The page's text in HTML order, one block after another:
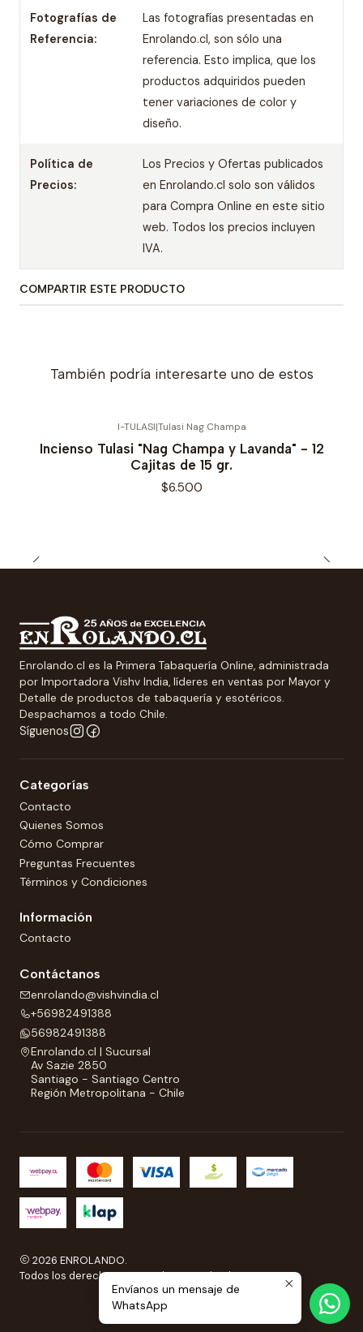
Fotografías de
Referencia:
Las fotografías presentadas en
Enrolando.cl, son sólo una
referencia. Esto implica, que los
productos adquiridos pueden
tener variaciones de color y
diseño.
Política de
Precios:
Los Precios y Ofertas publicados
en Enrolando.cl solo son válidos
para Compra Online en este sitio
web. Todos los precios incluyen
IVA.
COMPARTIR ESTE PRODUCTO
También podría interesarte uno de estos
I-TULASI|Tulasi Nag Champa
Incienso Tulasi "Nag Champa y Lavanda" - 12
Cajitas de 15 gr.
$6.500
Enrolando.cl es la Primera Tabaquería Online, administrada
por Importadora Vishv India, líderes en ventas por Mayor y
Detalle de productos de tabaquería y esotéricos.
Despachamos a todo Chile.
Síguenos
Categorías
Contacto
Quienes Somos
Cómo Comprar
Preguntas Frecuentes
Términos y Condiciones
Información
Contacto
Contáctanos
enrolando@vishvindia.cl
+56982491388
56982491388
Enrolando.cl | Sucursal
Av Sazie 2850
Santiago - Santiago Centro
Región Metropolitana - Chile
2026 ENROLANDO.
Todos los derechos reservados a Enrolando..
Ecommerce desarrollado porSitestore.cl
Envíanos un mensaje de
WhatsApp